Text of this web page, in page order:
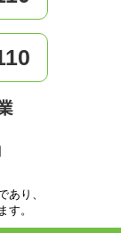
り、
す。